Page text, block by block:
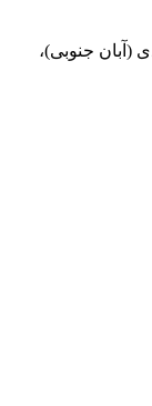
(آبان جنوبی)،